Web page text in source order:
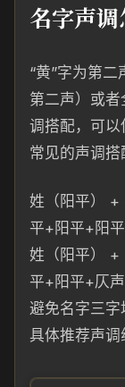
名字声
“黄”字为第二
第二声）或
调搭配，可以
常见的声调搭
姓（阳平） +
平+阳平+阳
姓（阳平） +
平+阳平+仄
避免名字三字
具体推荐声调